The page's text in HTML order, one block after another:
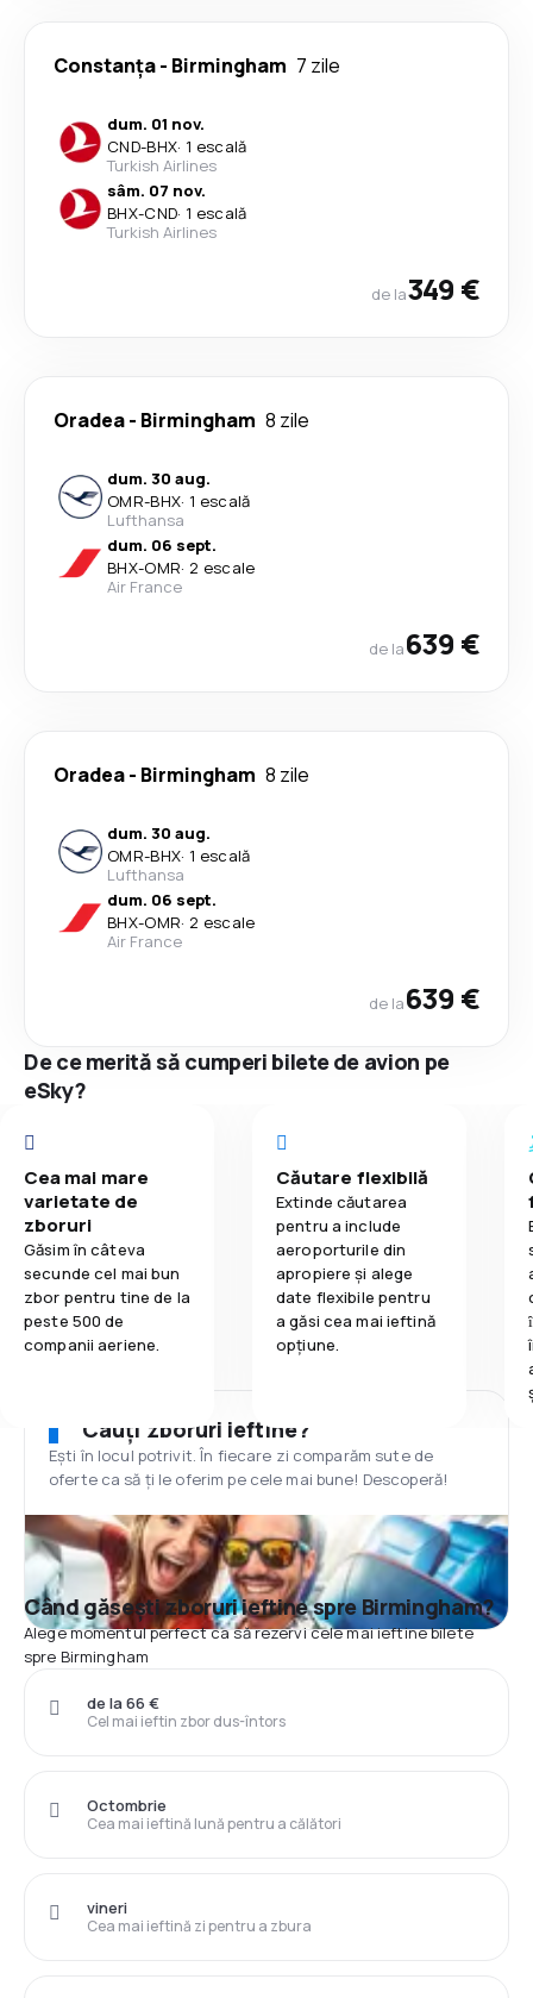
Constanța- Birmingham 7 zile
dum. 01 nov.
CND-BHX· 1 escală
Turkish Airlines
sâm. 07 nov.
BHX-CND· 1 escală
Turkish Airlines
de la349 €
Oradea- Birmingham 8 zile
dum. 30 aug.
OMR-BHX· 1 escală
Lufthansa
dum. 06 sept.
BHX-OMR· 2 escale
Air France
de la639 €
Oradea- Birmingham 8 zile
dum. 30 aug.
OMR-BHX· 1 escală
Lufthansa
dum. 06 sept.
BHX-OMR· 2 escale
Air France
de la639 €
De ce merită să cumperi bilete de avion pe
eSky?
Cea mai mare
varietate de
zboruri
Găsim în câteva
secunde cel mai bun
zbor pentru tine de la
peste 500 de
companii aeriene.
Căutare flexibilă
Extinde căutarea
pentru a include
aeroporturile din
apropiere și alege
date flexibile pentru
a găsi cea mai ieftină
opțiune.
Cauți zboruri ieftine?
Ești în locul potrivit. În fiecare zi comparăm sute de
oferte ca să ți le oferim pe cele mai bune! Descoperă!
Când găsești zboruri ieftine spre Birmingham?
Alege momentul perfect ca să rezervi cele mai ieftine bilete
spre Birmingham
Cel mai ieftin zbor dus-întors
de la 66 €
Cea mai ieftină lună pentru a călători
Octombrie
Cea mai ieftină zi pentru a zbura
vineri